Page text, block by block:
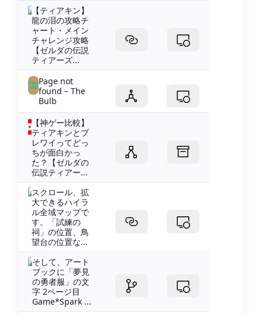
【ティアキン】
龍の泪の攻略チ
ャート・メイン
チャレンジ攻略
【ゼルダの伝説
ティアーズ...
Page not
found – The
Bulb
【神ゲー比較】
ティアキンとブ
レワイってどっ
ちが面白かっ
た？【ゼルダの
伝説ティアー...
スクロール、拡
大できるハイラ
ル全域マップで
す。「試練の
祠」の位置、鳥
望台の位置な...
そして、アート
ブックに「夢見
の勇者服」の文
字 2ページ目
Game*Spark ...